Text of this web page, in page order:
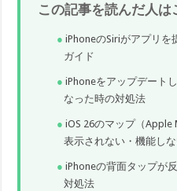
この記事を読んだ人
iPhoneのSiriがアプリを
ガイド
iPhoneをアップデート
なった時の対処法
iOS 26のマップ（
表示されない・機能し
iPhoneの背面タップが
対処法